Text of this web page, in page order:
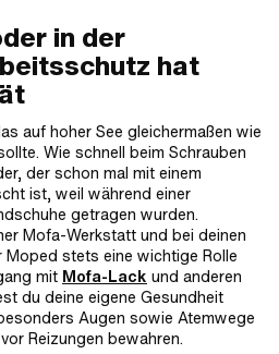
in der
hat
auf hoher See gleichermaßen wie
Wie schnell beim Schrauben
der schon mal mit einem
ist, weil während einer
getragen wurden.
Mofa-Werkstatt und bei deinen
stets eine wichtige Rolle
mit Mofa-Lack und anderen
du deine eigene Gesundheit
Augen sowie Atemwege
Reizungen bewahren.